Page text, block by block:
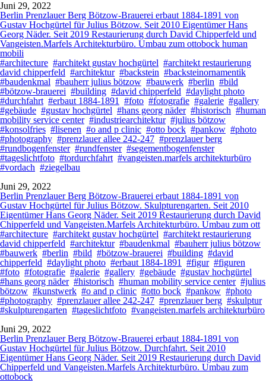
Juni 29, 2022
Berlin Prenzlauer Berg Bötzow-Brauerei erbaut 1884-1891 von
Gustav Hochgürtel für Julius Bötzow. Seit 2010 Eigentümer Hans
Georg Näder. Seit 2019 Restaurierung durch David Chipperfeld und
Vangeisten.Marfels Architekturbüro. Umbau zum ottobock human
mobili
#architecture #architekt gustav hochgürtel #architekt restaurierung
david chipperfeld #architektur #backstein #backsteinornamentik
#baudenkmal #bauherr julius bötzow #bauwerk #berlin #bild
#bötzow-brauerei #building #david chipperfeld #daylight photo
#durchfahrt #erbaut 1884-1891 #foto #fotografie #galerie #gallery
#gebäude #gustav hochgürtel #hans georg näder #historisch #human
mobility service center #industriearchitektur #julius bötzow
#konsolfries #lisenen #o and p clinic #otto bock #pankow #photo
#photography #prenzlauer allee 242-247 #prenzlauer berg
#rundbogenfenster #rundfenster #segementbogenfenster
#tageslichtfoto #tordurchfahrt #vangeisten.marfels architekturbüro
#vordach #ziegelbau
Juni 29, 2022
Berlin Prenzlauer Berg Bötzow-Brauerei erbaut 1884-1891 von
Gustav Hochgürtel für Julius Bötzow. Skulpturengarten. Seit 2010
Eigentümer Hans Georg Näder. Seit 2019 Restaurierung durch David
Chipperfeld und Vangeisten.Marfels Architekturbüro. Umbau zum ott
#architecture #architekt gustav hochgürtel #architekt restaurierung
david chipperfeld #architektur #baudenkmal #bauherr julius bötzow
#bauwerk #berlin #bild #bötzow-brauerei #building #david
chipperfeld #daylight photo #erbaut 1884-1891 #figur #figuren
#foto #fotografie #galerie #gallery #gebäude #gustav hochgürtel
#hans georg näder #historisch #human mobility service center #julius
bötzow #kunstwerk #o and p clinic #otto bock #pankow #photo
#photography #prenzlauer allee 242-247 #prenzlauer berg #skulptur
#skulpturengarten #tageslichtfoto #vangeisten.marfels architekturbüro
Juni 29, 2022
Berlin Prenzlauer Berg Bötzow-Brauerei erbaut 1884-1891 von
Gustav Hochgürtel für Julius Bötzow. Durchfahrt. Seit 2010
Eigentümer Hans Georg Näder. Seit 2019 Restaurierung durch David
Chipperfeld und Vangeisten.Marfels Architekturbüro. Umbau zum
ottobock